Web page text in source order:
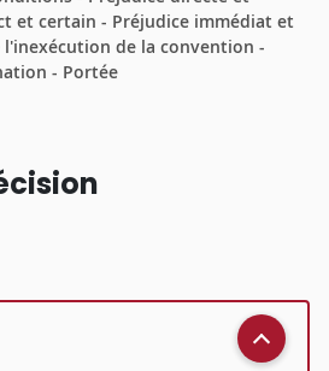
et certain - Préjudice immédiat et
de la convention -
- Portée